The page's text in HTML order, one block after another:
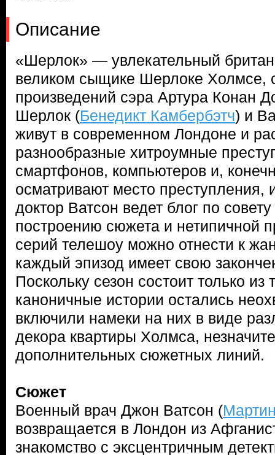
Описание
«Шерлок» — увлекательный
великом сыщике Шерлоке Холмсе,
произведений сэра Артура Конан
Шерлок (Бенедикт Камбербэтч) и
живут в современном Лондоне и
разнообразные хитроумные
смартфонов, компьютеров и,
осматривают место преступления,
доктор Ватсон ведет блог по
построению сюжета и нетипичной
серий телешоу можно отнести к
каждый эпизод имеет свою
Поскольку сезон состоит только из
каноничные истории остались
включили намеки на них в виде
декора квартиры Холмса,
дополнительных сюжетных линий.
Сюжет
Военный врач Джон Ватсон (
возвращается в Лондон из
знакомство с эксцентричным